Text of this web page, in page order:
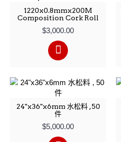
1220x0.8mmx200M
Composition Cork Roll
$3,000.00
24"x36"x6mm 水松料 , 50
件
$5,000.00